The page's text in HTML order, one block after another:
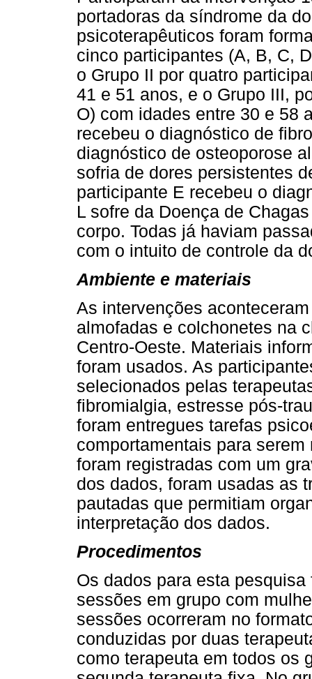
portadoras da síndrome da
psicoterapêuticos foram
cinco participantes (A, B, C,
o Grupo II por quatro
41 e 51 anos, e o Grupo III,
O) com idades entre 30 e 58
recebeu o diagnóstico de
diagnóstico de osteoporose
sofria de dores persistentes
participante E recebeu o
L sofre da Doença de
corpo. Todas já haviam
com o intuito de controle da
Ambiente e materiais
As intervenções
almofadas e colchonetes na
Centro-Oeste. Materiais
foram usados. As
selecionados pelas
fibromialgia, estresse pós-
foram entregues tarefas
comportamentais para
foram registradas com um
dos dados, foram usadas as
pautadas que permitiam
interpretação dos dados.
Procedimentos
Os dados para esta
sessões em grupo com
sessões ocorreram no
conduzidas por duas
como terapeuta em todos os